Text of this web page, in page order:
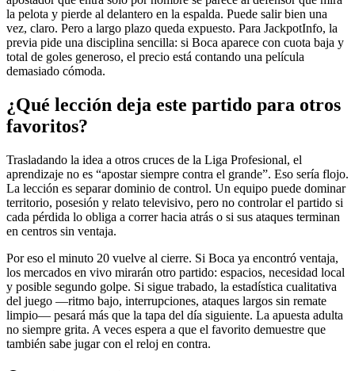
la pelota y pierde al delantero en la espalda. Puede salir bien una
vez, claro. Pero a largo plazo queda expuesto. Para JackpotInfo, la
previa pide una disciplina sencilla: si Boca aparece con cuota baja y
total de goles generoso, el precio está contando una película
demasiado cómoda.
¿Qué lección deja este partido para otros
favoritos?
Trasladando la idea a otros cruces de la Liga Profesional, el
aprendizaje no es “apostar siempre contra el grande”. Eso sería flojo.
La lección es separar dominio de control. Un equipo puede dominar
territorio, posesión y relato televisivo, pero no controlar el partido si
cada pérdida lo obliga a correr hacia atrás o si sus ataques terminan
en centros sin ventaja.
Por eso el minuto 20 vuelve al cierre. Si Boca ya encontró ventaja,
los mercados en vivo mirarán otro partido: espacios, necesidad local
y posible segundo golpe. Si sigue trabado, la estadística cualitativa
del juego —ritmo bajo, interrupciones, ataques largos sin remate
limpio— pesará más que la tapa del día siguiente. La apuesta adulta
no siempre grita. A veces espera a que el favorito demuestre que
también sabe jugar con el reloj en contra.